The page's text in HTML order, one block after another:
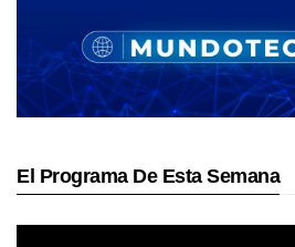
El Programa De Esta Semana